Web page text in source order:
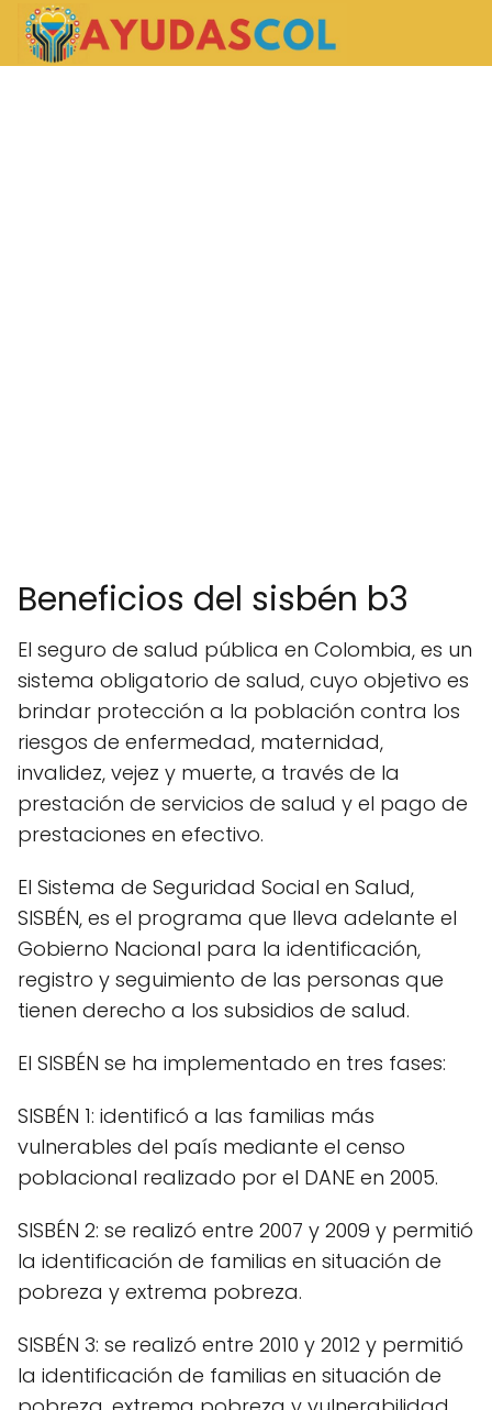
Beneficios del sisbén b3
El seguro de salud pública en Colombia, es un
sistema obligatorio de salud, cuyo objetivo es
brindar protección a la población contra los
riesgos de enfermedad, maternidad,
invalidez, vejez y muerte, a través de la
prestación de servicios de salud y el pago de
prestaciones en efectivo.
El Sistema de Seguridad Social en Salud,
SISBÉN, es el programa que lleva adelante el
Gobierno Nacional para la identificación,
registro y seguimiento de las personas que
tienen derecho a los subsidios de salud.
El SISBÉN se ha implementado en tres fases:
SISBÉN 1: identificó a las familias más
vulnerables del país mediante el censo
poblacional realizado por el DANE en 2005.
SISBÉN 2: se realizó entre 2007 y 2009 y permitió
la identificación de familias en situación de
pobreza y extrema pobreza.
SISBÉN 3: se realizó entre 2010 y 2012 y permitió
la identificación de familias en situación de